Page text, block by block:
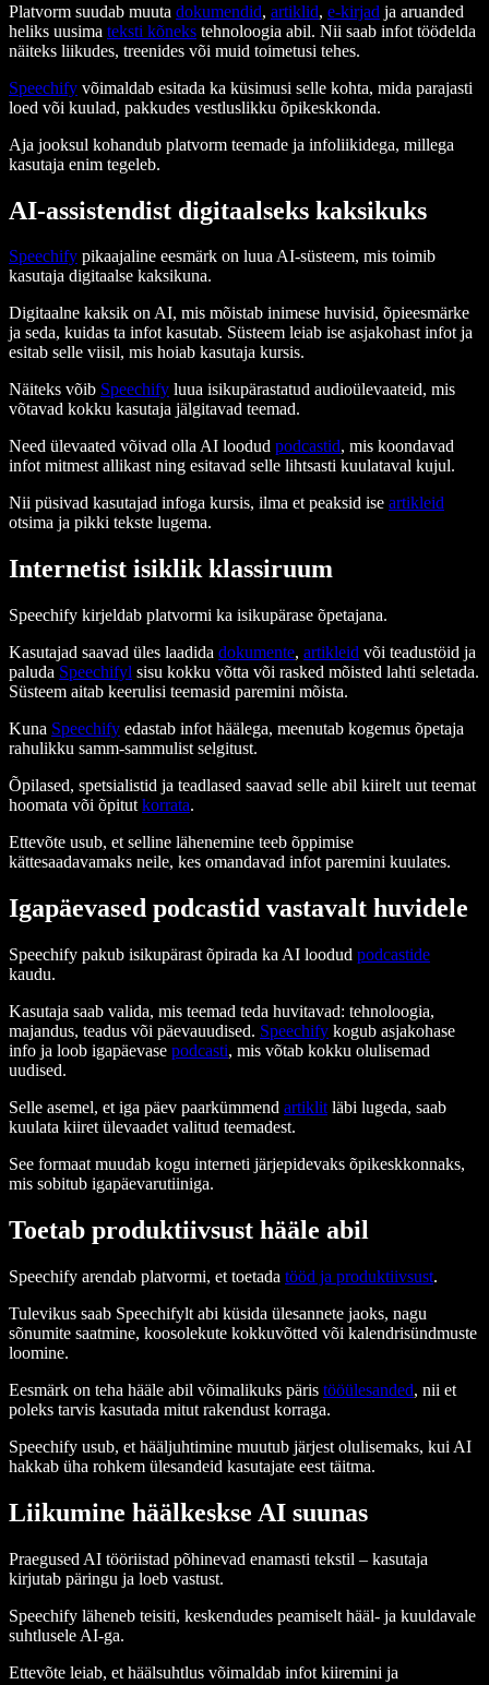
Platvorm suudab muuta dokumendid, artiklid, e-kirjad ja aruanded
heliks uusima teksti kõneks tehnoloogia abil. Nii saab infot töödelda
näiteks liikudes, treenides või muid toimetusi tehes.
Speechify võimaldab esitada ka küsimusi selle kohta, mida parajasti
loed või kuulad, pakkudes vestluslikku õpikeskkonda.
Aja jooksul kohandub platvorm teemade ja infoliikidega, millega
kasutaja enim tegeleb.
AI-assistendist digitaalseks kaksikuks
Speechify pikaajaline eesmärk on luua AI-süsteem, mis toimib
kasutaja digitaalse kaksikuna.
Digitaalne kaksik on AI, mis mõistab inimese huvisid, õpieesmärke
ja seda, kuidas ta infot kasutab. Süsteem leiab ise asjakohast infot ja
esitab selle viisil, mis hoiab kasutaja kursis.
Näiteks võib Speechify luua isikupärastatud audioülevaateid, mis
võtavad kokku kasutaja jälgitavad teemad.
Need ülevaated võivad olla AI loodud podcastid, mis koondavad
infot mitmest allikast ning esitavad selle lihtsasti kuulataval kujul.
Nii püsivad kasutajad infoga kursis, ilma et peaksid ise artikleid
otsima ja pikki tekste lugema.
Internetist isiklik klassiruum
Speechify kirjeldab platvormi ka isikupärase õpetajana.
Kasutajad saavad üles laadida dokumente, artikleid või teadustöid ja
paluda Speechifyl sisu kokku võtta või rasked mõisted lahti seletada.
Süsteem aitab keerulisi teemasid paremini mõista.
Kuna Speechify edastab infot häälega, meenutab kogemus õpetaja
rahulikku samm-sammulist selgitust.
Õpilased, spetsialistid ja teadlased saavad selle abil kiirelt uut teemat
hoomata või õpitut korrata.
Ettevõte usub, et selline lähenemine teeb õppimise
kättesaadavamaks neile, kes omandavad infot paremini kuulates.
Igapäevased podcastid vastavalt huvidele
Speechify pakub isikupärast õpirada ka AI loodud podcastide
kaudu.
Kasutaja saab valida, mis teemad teda huvitavad: tehnoloogia,
majandus, teadus või päevauudised. Speechify kogub asjakohase
info ja loob igapäevase podcasti, mis võtab kokku olulisemad
uudised.
Selle asemel, et iga päev paarkümmend artiklit läbi lugeda, saab
kuulata kiiret ülevaadet valitud teemadest.
See formaat muudab kogu interneti järjepidevaks õpikeskkonnaks,
mis sobitub igapäevarutiiniga.
Toetab produktiivsust hääle abil
Speechify arendab platvormi, et toetada tööd ja produktiivsust.
Tulevikus saab Speechifylt abi küsida ülesannete jaoks, nagu
sõnumite saatmine, koosolekute kokkuvõtted või kalendrisündmuste
loomine.
Eesmärk on teha hääle abil võimalikuks päris tööülesanded, nii et
poleks tarvis kasutada mitut rakendust korraga.
Speechify usub, et hääljuhtimine muutub järjest olulisemaks, kui AI
hakkab üha rohkem ülesandeid kasutajate eest täitma.
Liikumine häälkeskse AI suunas
Praegused AI tööriistad põhinevad enamasti tekstil – kasutaja
kirjutab päringu ja loeb vastust.
Speechify läheneb teisiti, keskendudes peamiselt hääl- ja kuuldavale
suhtlusele AI-ga.
Ettevõte leiab, et häälsuhtlus võimaldab infot kiiremini ja